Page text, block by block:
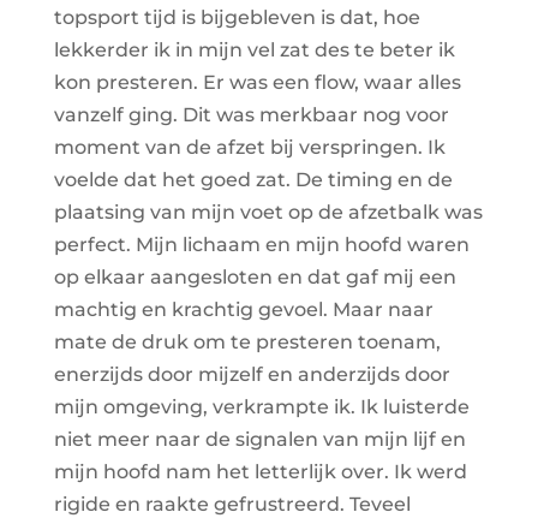
topsport tijd is bijgebleven is dat, hoe
lekkerder ik in mijn vel zat des te beter ik
kon presteren. Er was een flow, waar alles
vanzelf ging. Dit was merkbaar nog voor
moment van de afzet bij verspringen. Ik
voelde dat het goed zat. De timing en de
plaatsing van mijn voet op de afzetbalk was
perfect. Mijn lichaam en mijn hoofd waren
op elkaar aangesloten en dat gaf mij een
machtig en krachtig gevoel. Maar naar
mate de druk om te presteren toenam,
enerzijds door mijzelf en anderzijds door
mijn omgeving, verkrampte ik. Ik luisterde
niet meer naar de signalen van mijn lijf en
mijn hoofd nam het letterlijk over. Ik werd
rigide en raakte gefrustreerd. Teveel